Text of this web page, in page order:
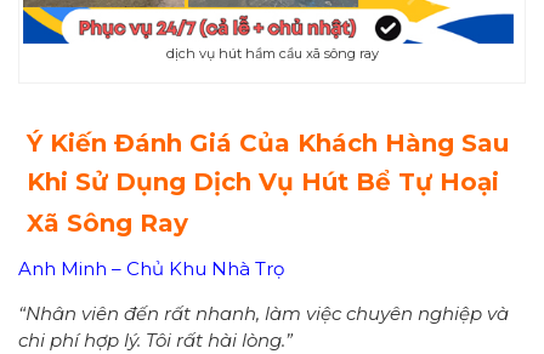
dịch vụ hút hầm cầu xã sông ray
Ý Kiến Đánh Giá Của Khách Hàng Sau
Khi Sử Dụng Dịch Vụ Hút Bể Tự Hoại
Xã Sông Ray
Anh Minh – Chủ Khu Nhà Trọ
“Nhân viên đến rất nhanh, làm việc chuyên nghiệp và
chi phí hợp lý. Tôi rất hài lòng.”